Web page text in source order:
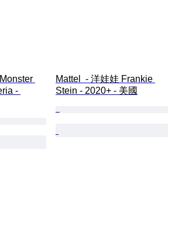
-
Mattel  - 洋娃娃 Frankie
Stein - 2020+ - 美國